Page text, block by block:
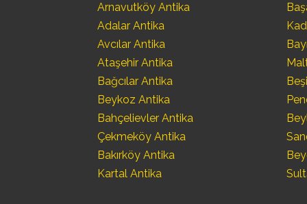
Arnavutköy Antika
Adalar Antika
Avcılar Antika
Ataşehir Antika
Bağcılar Antika
Beykoz Antika
Bahçelievler Antika
Çekmeköy Antika
Bakırköy Antika
Kartal Antika